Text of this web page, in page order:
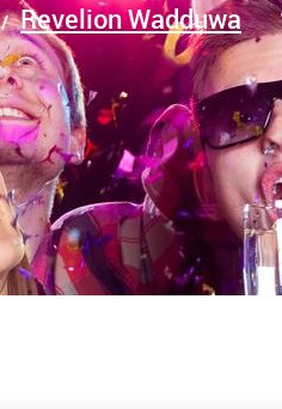
Revelion Wadduwa